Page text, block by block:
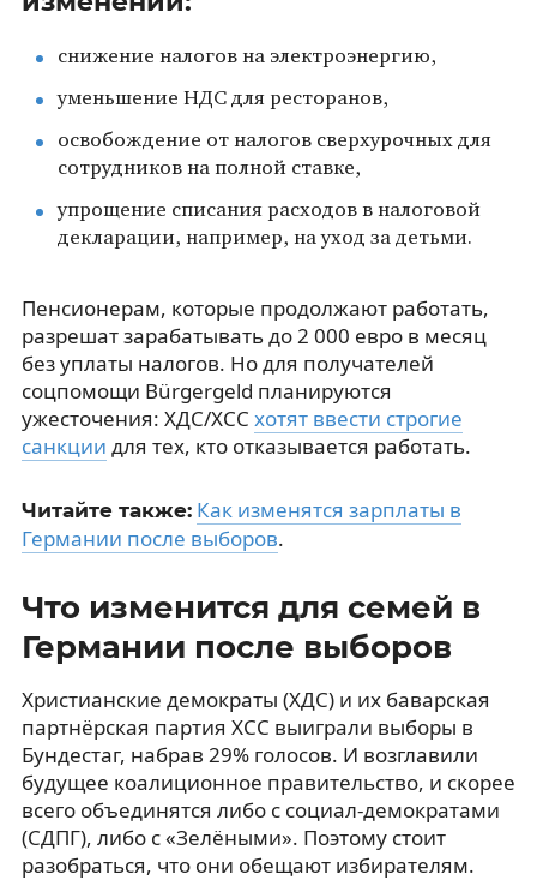
снижение налогов на электроэнергию,
уменьшение НДС для ресторанов,
освобождение от налогов сверхурочных для
сотрудников на полной ставке,
упрощение списания расходов в налоговой
декларации, например, на уход за детьми.
Пенсионерам, которые продолжают работать,
разрешат зарабатывать до 2 000 евро в месяц
без уплаты налогов. Но для получателей
соцпомощи Bürgergeld планируются
ужесточения: ХДС/ХСС хотят ввести строгие
санкции для тех, кто отказывается работать.
Читайте также: Как изменятся зарплаты в
Германии после выборов.
Что изменится для семей в
Германии после выборов
Христианские демократы (ХДС) и их баварская
партнёрская партия ХСС выиграли выборы в
Бундестаг, набрав 29% голосов. И возглавили
будущее коалиционное правительство, и скорее
всего объединятся либо с социал-демократами
(СДПГ), либо с «Зелёными». Поэтому стоит
разобраться, что они обещают избирателям.